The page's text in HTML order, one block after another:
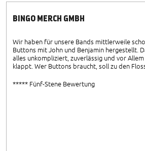
BINGO MERCH GMBH
Wir haben für unsere Bands mittlerweile
Buttons mit John und Benjamin hergestellt.
alles unkompliziert, zuverlässig und vor
klappt. Wer Buttons braucht, soll zu den
***** Fünf-Stene Bewertung